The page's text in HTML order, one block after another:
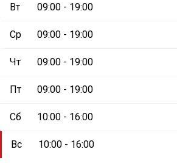
Вт 09:00 - 19:00
Ср 09:00 - 19:00
Чт 09:00 - 19:00
Пт 09:00 - 19:00
Сб 10:00 - 16:00
Вс 10:00 - 16:00